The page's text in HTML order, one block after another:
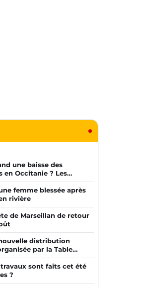
une baisse des
en Occitanie ? Les
femme blessée après
rivière
de Marseillan de retour
distribution
par la Table
travaux sont faits cet été
?